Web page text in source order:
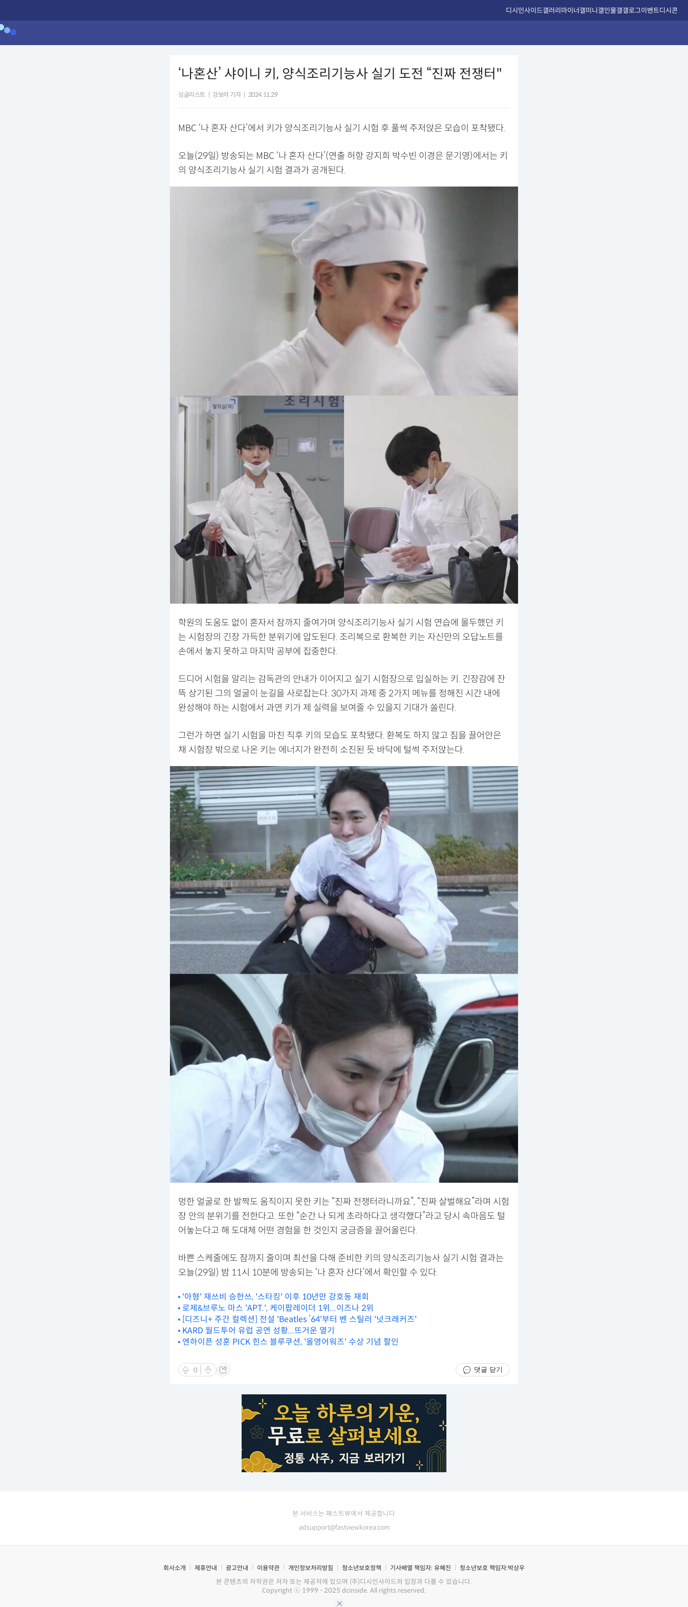
디시인사이드갤러리마이너갤미니갤인물갤갤로그이벤트디시콘
‘나혼산’ 샤이니 키, 양식조리기능사 실기 도전 “진짜 전쟁터"
싱글리스트 강보라 기자 2024.11.29
MBC ‘나 혼자 산다’에서 키가 양식조리기능사 실기 시험 후 풀썩 주저앉은 모습이 포착됐다.
오늘(29일) 방송되는 MBC ‘나 혼자 산다’(연출 허항 강지희 박수빈 이경은 문기영)에서는 키
의 양식조리기능사 실기 시험 결과가 공개된다.
학원의 도움도 없이 혼자서 잠까지 줄여가며 양식조리기능사 실기 시험 연습에 몰두했던 키
는 시험장의 긴장 가득한 분위기에 압도된다. 조리복으로 환복한 키는 자신만의 오답노트를
손에서 놓지 못하고 마지막 공부에 집중한다.
드디어 시험을 알리는 감독관의 안내가 이어지고 실기 시험장으로 입실하는 키. 긴장감에 잔
뜩 상기된 그의 얼굴이 눈길을 사로잡는다. 30가지 과제 중 2가지 메뉴를 정해진 시간 내에
완성해야 하는 시험에서 과연 키가 제 실력을 보여줄 수 있을지 기대가 쏠린다.
그런가 하면 실기 시험을 마친 직후 키의 모습도 포착됐다. 환복도 하지 않고 짐을 끌어안은
채 시험장 밖으로 나온 키는 에너지가 완전히 소진된 듯 바닥에 털썩 주저앉는다.
멍한 얼굴로 한 발짝도 움직이지 못한 키는 “진짜 전쟁터라니까요”, “진짜 살벌해요”라며 시험
장 안의 분위기를 전한다고. 또한 “순간 나 되게 초라하다고 생각했다”라고 당시 속마음도 털
어놓는다고 해 도대체 어떤 경험을 한 것인지 궁금증을 끌어올린다.
바쁜 스케줄에도 잠까지 줄이며 최선을 다해 준비한 키의 양식조리기능사 실기 시험 결과는
오늘(29일) 밤 11시 10분에 방송되는 ‘나 혼자 산다’에서 확인할 수 있다.
'아형' 재쓰비 승헌쓰, '스타킹' 이후 10년만 강호동 재회
로제&브루노 마스 'APT.', 케이팝레이더 1위...이즈나 2위
[디즈니+ 주간 컬렉션] 전설 'Beatles ’64'부터 벤 스틸러 '넛크래커즈'
KARD 월드투어 유럽 공연 성황...뜨거운 열기
엔하이픈 성훈 PICK 힌스 블루쿠션, '올영어워즈' 수상 기념 할인
0 댓글 닫기
본 서비스는 패스트뷰에서 제공합니다.
adsupport@fastviewkorea.com
회사소개 제휴안내 광고안내 이용약관 개인정보처리방침 청소년보호정책 기사배열 책임자: 유혜진 청소년보호 책임자:박상우
본 콘텐츠의 저작권은 저자 또는 제공처에 있으며 (주)디시인사이드의 입장과 다를 수 있습니다.
Copyright ⓒ 1999 - 2025 dcinside. All rights reserved.